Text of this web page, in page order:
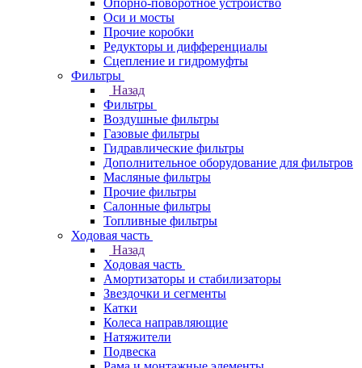
Опорно-поворотное устройство
Оси и мосты
Прочие коробки
Редукторы и дифференциалы
Сцепление и гидромуфты
Фильтры
Назад
Фильтры
Воздушные фильтры
Газовые фильтры
Гидравлические фильтры
Дополнительное оборудование для фильтров
Масляные фильтры
Прочие фильтры
Салонные фильтры
Топливные фильтры
Ходовая часть
Назад
Ходовая часть
Амортизаторы и стабилизаторы
Звездочки и сегменты
Катки
Колеса направляющие
Натяжители
Подвеска